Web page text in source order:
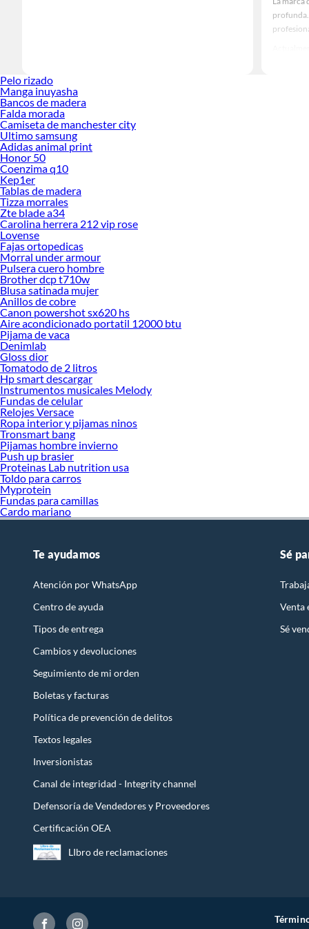
Además
de la
Sus
Pelo rizado
Manga inuyasha
Bancos de madera
Falda morada
Camiseta de manchester city
Ultimo samsung
Adidas animal print
Honor 50
Coenzima q10
Kep1er
Tablas de madera
Tizza morrales
Zte blade a34
Carolina herrera 212 vip rose
Lovense
Fajas ortopedicas
Morral under armour
Pulsera cuero hombre
Brother dcp t710w
Blusa satinada mujer
Anillos de cobre
Canon powershot sx620 hs
Aire acondicionado portatil 12000 btu
Pijama de vaca
Denimlab
Gloss dior
Tomatodo de 2 litros
Hp smart descargar
Instrumentos musicales Melody
Fundas de celular
Relojes Versace
Ropa interior y pijamas ninos
Tronsmart bang
Pijamas hombre invierno
Push up brasier
Proteinas Lab nutrition usa
Toldo para carros
Myprotein
Fundas para camillas
Cardo mariano
Te ayudamos
Atención por WhatsApp
Centro de ayuda
Tipos de entrega
Cambios y devoluciones
Seguimiento de mi orden
Boletas y facturas
Política de prevención de delitos
Textos legales
Inversionistas
Canal de integridad - Integrity channel
Defensoría de Vendedores y Proveedores
Certificación OEA
LIbro de reclamaciones
Sé
Venta
Sé